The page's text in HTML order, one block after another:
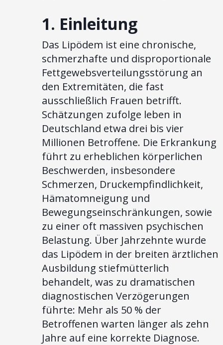
1. Einleitung
Das Lipödem ist eine chronische,
schmerzhafte und disproportionale
Fettgewebsverteilungsstörung an
den Extremitäten, die fast
ausschließlich Frauen betrifft.
Schätzungen zufolge leben in
Deutschland etwa drei bis vier
Millionen Betroffene. Die Erkrankung
führt zu erheblichen körperlichen
Beschwerden, insbesondere
Schmerzen, Druckempfindlichkeit,
Hämatomneigung und
Bewegungseinschränkungen, sowie
zu einer oft massiven psychischen
Belastung. Über Jahrzehnte wurde
das Lipödem in der breiten ärztlichen
Ausbildung stiefmütterlich
behandelt, was zu dramatischen
diagnostischen Verzögerungen
führte: Mehr als 50 % der
Betroffenen warten länger als zehn
Jahre auf eine korrekte Diagnose.